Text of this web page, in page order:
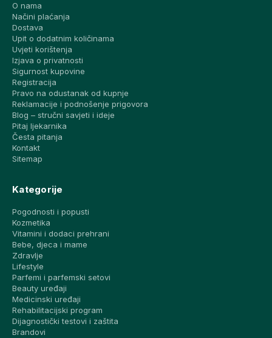
O nama
Načini plaćanja
Dostava
Upit o dodatnim količinama
Uvjeti korištenja
Izjava o privatnosti
Sigurnost kupovine
Registracija
Pravo na odustanak od kupnje
Reklamacije i podnošenje prigovora
Blog – stručni savjeti i ideje
Pitaj ljekarnika
Česta pitanja
Kontakt
Sitemap
Kategorije
Pogodnosti i popusti
Kozmetika
Vitamini i dodaci prehrani
Bebe, djeca i mame
Zdravlje
Lifestyle
Parfemi i parfemski setovi
Beauty uređaji
Medicinski uređaji
Rehabilitacijski program
Dijagnostički testovi i zaštita
Brandovi